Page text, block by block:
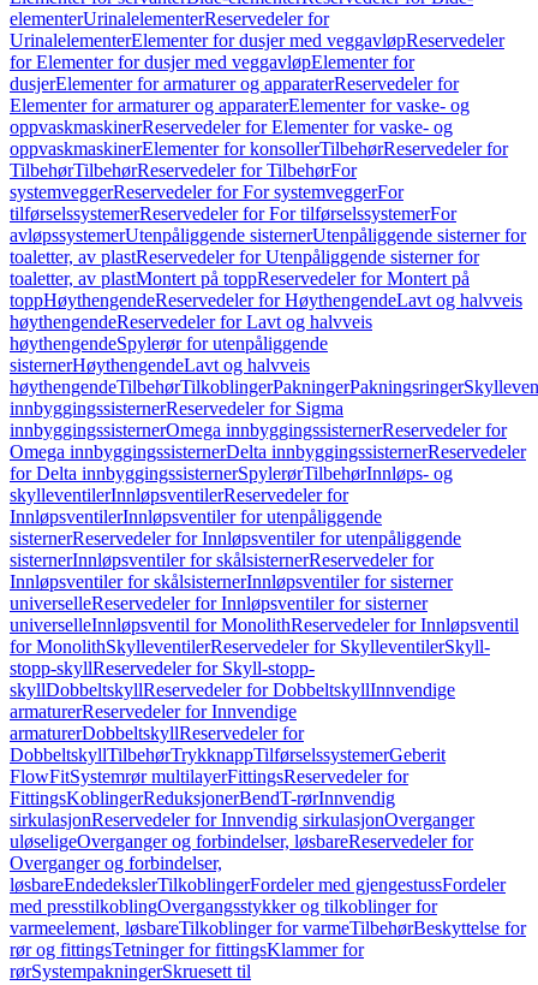
elementerUrinalelementerReservedeler for
UrinalelementerElementer for dusjer med veggavløpReservedeler
for Elementer for dusjer med veggavløpElementer for
dusjerElementer for armaturer og apparaterReservedeler for
Elementer for armaturer og apparaterElementer for vaske- og
oppvaskmaskinerReservedeler for Elementer for vaske- og
oppvaskmaskinerElementer for konsollerTilbehørReservedeler for
TilbehørTilbehørReservedeler for TilbehørFor
systemveggerReservedeler for For systemveggerFor
tilførselssystemerReservedeler for For tilførselssystemerFor
avløpssystemerUtenpåliggende sisternerUtenpåliggende sisterner for
toaletter, av plastReservedeler for Utenpåliggende sisterner for
toaletter, av plastMontert på toppReservedeler for Montert på
toppHøythengendeReservedeler for HøythengendeLavt og halvveis
høythengendeReservedeler for Lavt og halvveis
høythengendeSpylerør for utenpåliggende
sisternerHøythengendeLavt og halvveis
høythengendeTilbehørTilkoblingerPakningerPakningsringer
innbyggingssisternerReservedeler for Sigma
innbyggingssisternerOmega innbyggingssisternerReservedeler for
Omega innbyggingssisternerDelta innbyggingssisternerReservedeler
for Delta innbyggingssisternerSpylerørTilbehørInnløps- og
skylleventilerInnløpsventilerReservedeler for
InnløpsventilerInnløpsventiler for utenpåliggende
sisternerReservedeler for Innløpsventiler for utenpåliggende
sisternerInnløpsventiler for skålsisternerReservedeler for
Innløpsventiler for skålsisternerInnløpsventiler for sisterner
universelleReservedeler for Innløpsventiler for sisterner
universelleInnløpsventil for MonolithReservedeler for Innløpsventil
for MonolithSkylleventilerReservedeler for SkylleventilerSkyll-
stopp-skyllReservedeler for Skyll-stopp-
skyllDobbeltskyllReservedeler for DobbeltskyllInnvendige
armaturerReservedeler for Innvendige
armaturerDobbeltskyllReservedeler for
DobbeltskyllTilbehørTrykknappTilførselssystemerGeberit
FlowFitSystemrør multilayerFittingsReservedeler for
FittingsKoblingerReduksjonerBendT-rørInnvendig
sirkulasjonReservedeler for Innvendig sirkulasjonOverganger
uløseligeOverganger og forbindelser, løsbareReservedeler for
Overganger og forbindelser,
løsbareEndedekslerTilkoblingerFordeler med gjengestussFordeler
med presstilkoblingOvergangsstykker og tilkoblinger for
varmeelement, løsbareTilkoblinger for varmeTilbehørBeskyttelse for
rør og fittingsTetninger for fittingsKlammer for
rørSystempakningerSkruesett til